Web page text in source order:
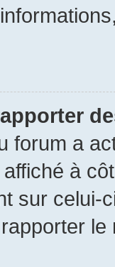
forum a
à
sur
le